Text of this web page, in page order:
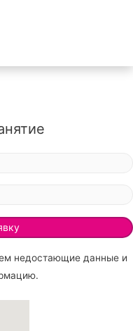
недостающие данные и